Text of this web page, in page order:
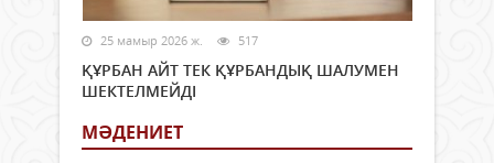
25 мамыр 2026 ж. 517
ҚҰРБАН АЙТ ТЕК ҚҰРБАНДЫҚ ШАЛУМЕН
ШЕКТЕЛМЕЙДІ
МӘДЕНИЕТ